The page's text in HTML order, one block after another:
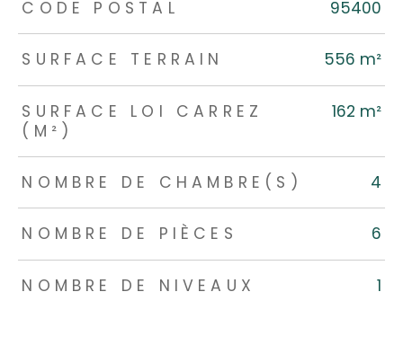
TRAD_ZEPHYR_Caracteristique TRAD_ZEPHYR_Valeurs
CODE POSTAL 95400
SURFACE TERRAIN 556 m²
SURFACE LOI CARREZ
(M²)
162 m²
NOMBRE DE CHAMBRE(S) 4
NOMBRE DE PIÈCES 6
NOMBRE DE NIVEAUX 1